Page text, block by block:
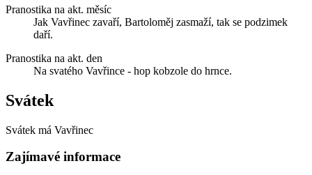
Pranostika na akt. měsíc
Jak Vavřinec zavaří, Bartoloměj zasmaží, tak se podzimek
daří.
Pranostika na akt. den
Na svatého Vavřince - hop kobzole do hrnce.
Svátek
Svátek má Vavřinec
Zajímavé informace